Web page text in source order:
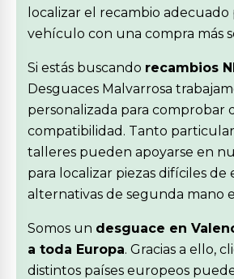
localizar el recambio adecuado
vehículo con una compra más
Si estás buscando recambios
Desguaces Malvarrosa
personalizada para comprobar
compatibilidad. Tanto
talleres pueden apoyarse en
para localizar piezas difíciles de
alternativas de segunda mano
Somos un desguace en
a toda Europa. Gracias a ello,
distintos países europeos